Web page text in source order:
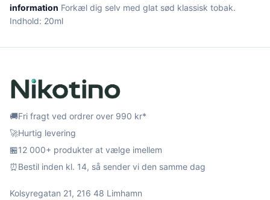
information Forkæl dig selv med glat sød klassisk tobak.
Indhold: 20ml
🚚Fri fragt ved ordrer over 990 kr*
🚀Hurtig levering
🏪12 000+ produkter at vælge imellem
⏰Bestil inden kl. 14, så sender vi den samme dag
Kolsyregatan 21, 216 48 Limhamn